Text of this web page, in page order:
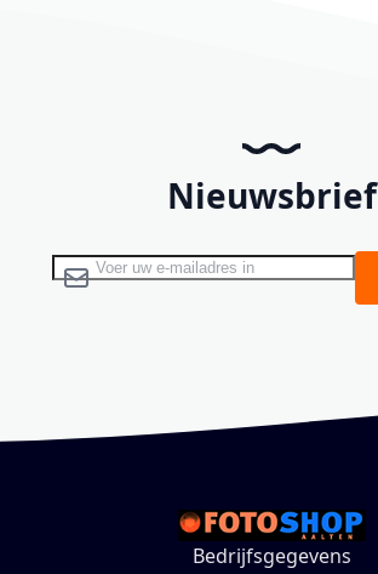
Nieuwsbrief
Abonneer u op onze nieuwsbrief
Bedrijfsgegevens